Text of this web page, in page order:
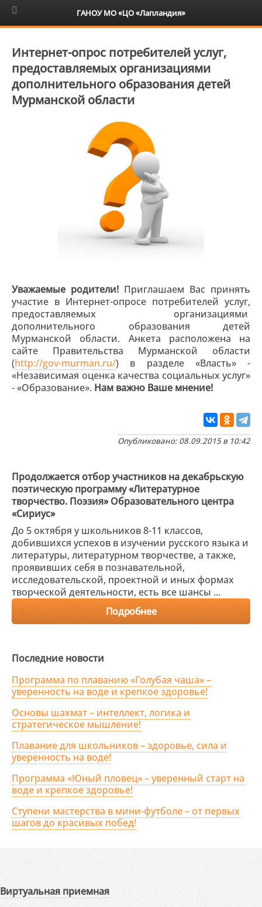
6+
Интернет-опрос потребителей услуг,
предоставляемых организациями
дополнительного образования детей
Мурманской области
Уважаемые родители! Приглашаем Вас принять
участие в Интернет-опросе потребителей услуг,
предоставляемых организациями
дополнительного образования детей
Мурманской области. Анкета расположена на
сайте Правительства Мурманской области
(http://gov-murman.ru/) в разделе «Власть» -
«Независимая оценка качества социальных услуг»
- «Образование». Нам важно Ваше мнение!
Опубликовано: 08.09.2015 в 10:42
Продолжается отбор участников на декабрьскую
поэтическую программу «Литературное
творчество. Поэзия» Образовательного центра
«Сириус»
До 5 октября у школьников 8-11 классов,
добившихся успехов в изучении русского языка и
литературы, литературном творчестве, а также,
проявивших себя в познавательной,
исследовательской, проектной и иных формах
творческой деятельности, есть все шансы ...
Подробнее
Последние новости
Программа по плаванию «Голубая чаша» –
уверенность на воде и крепкое здоровье!
Основы шахмат – интеллект, логика и
стратегическое мышление!
Плавание для школьников – здоровье, сила и
уверенность на воде!
Программа «Юный пловец» – уверенный старт на
воде и крепкое здоровье!
Ступени мастерства в мини-футболе – от первых
шагов до красивых побед!
Виртуальная приемная
ГАНОУ МО «ЦО «Лапландия»